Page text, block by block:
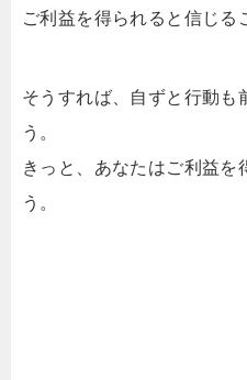
ご利益を得られると信じる
そうすれば、自ずと行動も
う。
きっと、あなたはご利益を
う。